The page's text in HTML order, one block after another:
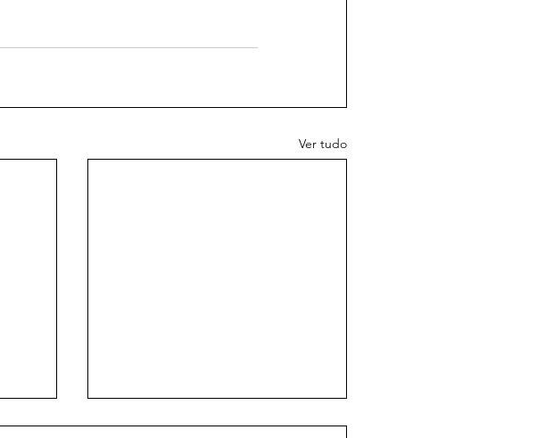
Ver tudo